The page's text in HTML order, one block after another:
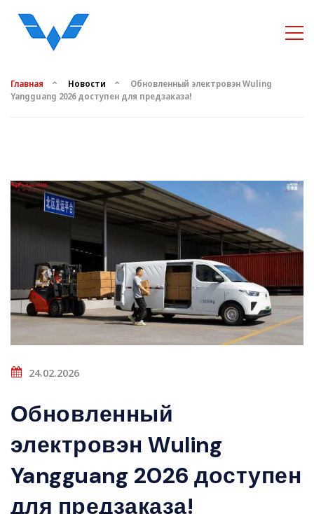
Главная Новости
Обновленный электровэн Wuling
Yangguang 2026 доступен для предзаказа!
24.02.2026
Обновленный
электровэн Wuling
Yangguang 2026 доступен
для предзаказа!